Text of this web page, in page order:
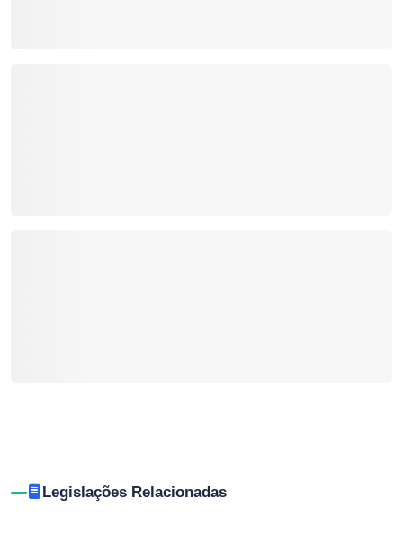
Legislações Relacionadas